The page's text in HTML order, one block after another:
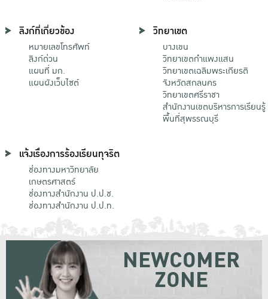
ลิงก์ที่เกี่ยวข้อง
หมายเลขโทรศัพท์
ลิงก์ด่วน
แผนที่ มก.
แผนผังเว็บไซต์
วิทยาเขต
บางเขน
วิทยาเขตกําแพงแสน
วิทยาเขตเฉลิมพระเกียรติ
จังหวัดสกลนคร
วิทยาเขตศรีราชา
สำนักงานเขตบริหารการเรียนรู้
พื้นที่สุพรรณบุรี
แจ้งเรื่องการร้องเรียนทุจริต
ช่องทางมหาวิทยาลัย
เกษตรศาสตร์
ช่องทางสำนักงาน ป.ป.ช.
ช่องทางสำนักงาน ป.ป.ท.
NEWCOMER
ZONE